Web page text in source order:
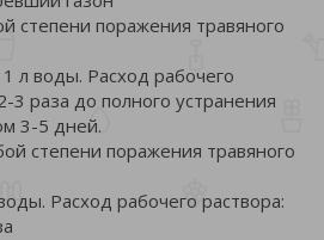
степени поражения травяного
л воды. Расход рабочего
3 раза до полного устранения
3-5 дней.
степени поражения травяного
Расход рабочего раствора: